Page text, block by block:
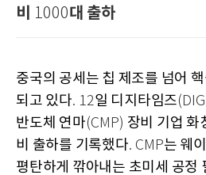
비
1000대 출하
중국의 공세는 칩 제조를 넘어
되고 있다. 12일 디지타임즈
반도체 연마(CMP) 장비 기업 화
비 출하를 기록했다. CMP는 웨
평탄하게 깎아내는 초미세 공정